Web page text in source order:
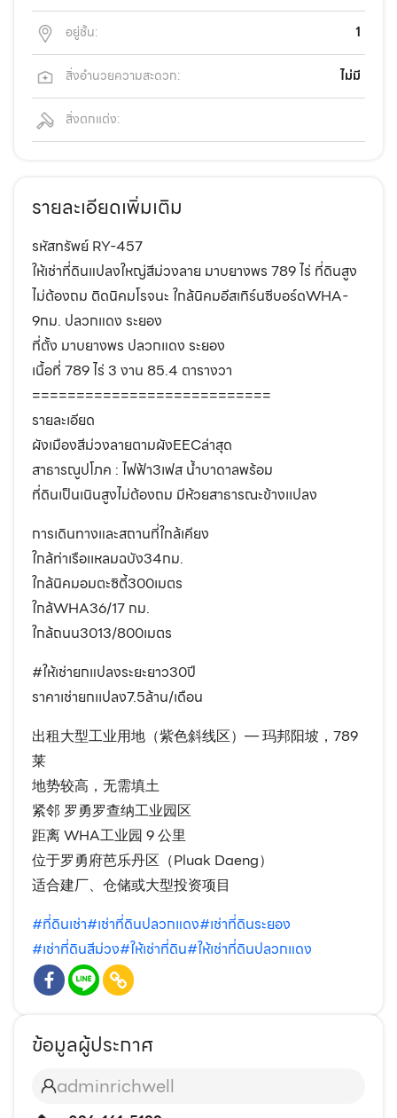
อยู่ชั้น: 1
สิ่งอำนวยความสะดวก: ไม่มี
สิ่งตกแต่ง:
รายละเอียดเพิ่มเติม
รหัสทรัพย์ RY-457
ให้เช่าที่ดินแปลงใหญ่สีม่วงลาย มาบยางพร 789 ไร่ ที่ดินสูง
ไม่ต้องถม ติดนิคมโรจนะ ใกล้นิคมอีสเทิร์นซีบอร์ดWHA-
9กม. ปลวกแดง ระยอง
ที่ตั้ง มาบยางพร ปลวกแดง ระยอง
เนื้อที่ 789 ไร่ 3 งาน 85.4 ตารางวา
===========================
รายละเอียด
ผังเมืองสีม่วงลายตามผังEECล่าสุด
สาธารณูปโภค : ไฟฟ้า3เฟส น้ำบาดาลพร้อม
ที่ดินเป็นเนินสูงไม่ต้องถม มีห้วยสาธารณะข้างเเปลง
การเดินทางและสถานที่ใกล้เคียง
ใกล้ท่าเรือเเหลมฉบัง34กม.
ใกล้นิคมอมตะซิตี้300เมตร
ใกล้WHA36/17 กม.
ใกล้ถนน3013/800เมตร
#ให้เช่ายกแปลงระยะยาว30ปี
ราคาเช่ายกเเปลง7.5ล้าน/เดือน
出租大型工业用地（紫色斜线区）— 玛邦阳坡，789
莱
地势较高，无需填土
紧邻 罗勇罗查纳工业园区
距离 WHA工业园 9 公里
位于罗勇府芭乐丹区（Pluak Daeng）
适合建厂、仓储或大型投资项目
#ที่ดินเช่า#เช่าที่ดินปลวกแดง#เช่าที่ดินระยอง
#เช่าที่ดินสีม่วง#ให้เช่าที่ดิน#ให้เช่าที่ดินปลวกแดง
ข้อมูลผู้ประกาศ
adminrichwell